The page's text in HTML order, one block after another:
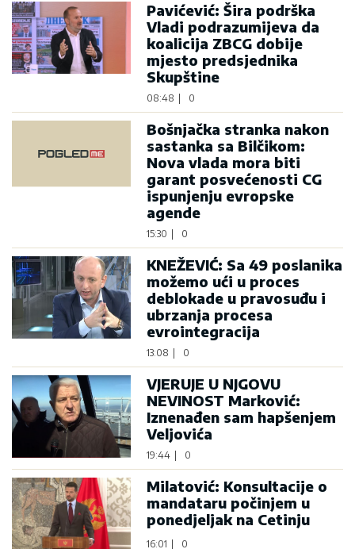
Pavićević: Šira podrška
Vladi podrazumijeva da
koalicija ZBCG dobije
mjesto predsjednika
Skupštine
08:48 0
Bošnjačka stranka nakon
sastanka sa Bilčikom:
Nova vlada mora biti
garant posvećenosti CG
ispunjenju evropske
agende
15:30 0
KNEŽEVIĆ: Sa 49 poslanika
možemo ući u proces
deblokade u pravosuđu i
ubrzanja procesa
evrointegracija
13:08 0
VJERUJE U NJGOVU
NEVINOST Marković:
Iznenađen sam hapšenjem
Veljovića
19:44 0
Milatović: Konsultacije o
mandataru počinjem u
ponedjeljak na Cetinju
16:01 0